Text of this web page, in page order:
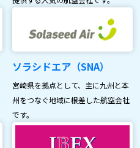
ソラシドエア（SNA）
宮崎県を拠点として、主に九州と本
州をつなぐ地域に根差した航空会社
です。